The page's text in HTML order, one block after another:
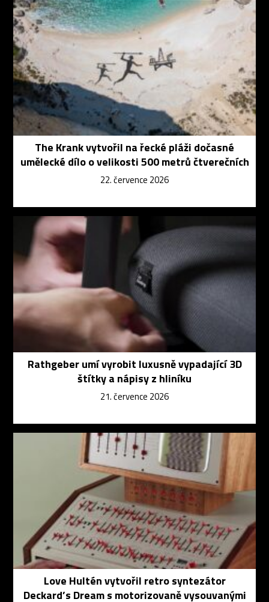
The Krank vytvořil na řecké pláži dočasné
umělecké dílo o velikosti 500 metrů čtverečních
22. července 2026
Rathgeber umí vyrobit luxusně vypadající 3D
štítky a nápisy z hliníku
21. července 2026
Love Hultén vytvořil retro syntezátor
Deckard’s Dream s motorizovaně vysouvanými